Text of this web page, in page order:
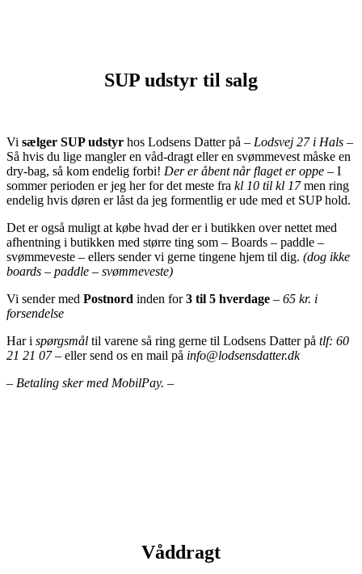
SUP udstyr til salg
Vi sælger SUP udstyr hos Lodsens Datter på – Lodsvej 27 i Hals –
Så hvis du lige mangler en våd-dragt eller en svømmevest måske en
dry-bag, så kom endelig forbi! Der er åbent når flaget er oppe – I
sommer perioden er jeg her for det meste fra kl 10 til kl 17men ring
endelig hvis døren er låst da jeg formentlig er ude med et SUP hold.
Det er også muligt at købe hvad der er i butikken over nettet med
afhentning i butikken med større ting som – Boards – paddle –
svømmeveste – ellers sender vi gerne tingene hjem til dig. (dog ikke
boards – paddle – svømmeveste)
Vi sender med Postnord inden for3 til 5 hverdage – 65 kr. i
forsendelse
Har i spørgsmål til varene så ring gerne til Lodsens Datter på tlf: 60
21 21 07– eller send os en mail på info@lodsensdatter.dk
– Betaling sker med MobilPay. –
Våddragt